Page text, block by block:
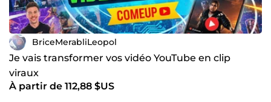
BriceMerabliLeopol
Je vais transformer vos vidéo YouTube en clip
viraux
À partir de 112,88 $US